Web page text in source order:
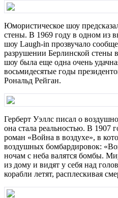
Юмористическое шоу
стены. В 1969 году в одном из
шоу Laugh-in прозвучало
разрушении Берлинской стены
шоу была еще одна очень
восьмидесятые годы
Рональд Рейган.
Герберт Уэллс писал о
она стала реальностью. В 1907
роман «Война в воздухе», в
воздушных бомбардировок:
ночам с неба валятся бомбы.
из дому и видят у себя над
корабли летят, расплескивая